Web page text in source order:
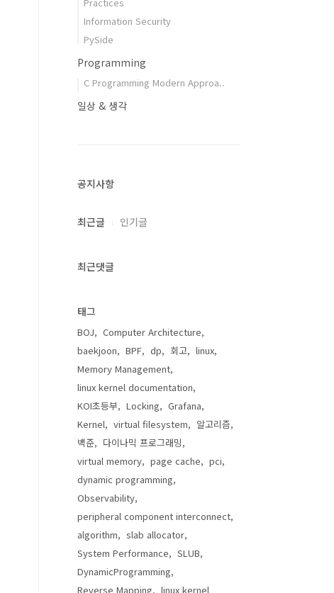
Information Security
PySide
Programming
C Programming Modern Approa..
일상 & 생각
공지사항
최근글 인기글
최근댓글
태그
BOJ
Computer Architecture
baekjoon
BPF dp 회고
linux
Memory Management
linux kernel documentation
KOI초등부
Locking
Grafana
Kernel
virtual filesystem
알고리즘
백준
다이나믹 프로그래밍
virtual memory
page cache
pci
dynamic programming
Observability
peripheral component interconnect
algorithm
slab allocator
System Performance
SLUB
DynamicProgramming
Reverse Mapping
linux kernel